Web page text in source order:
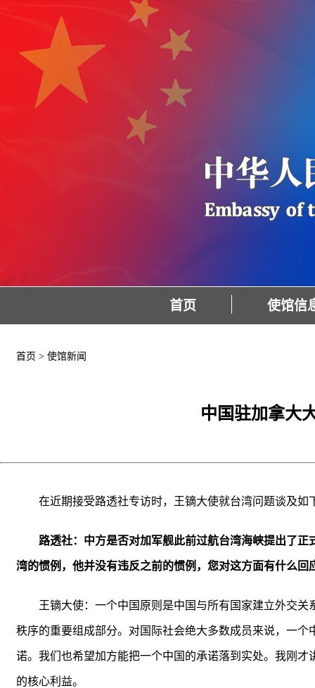
首页 使馆信
首页 > 使馆新闻
中国驻加拿大
在近期接受路透社专访时，王镝大使就台湾问题谈及如
路透社：中方是否对加军舰此前过航台湾海峡提出了
湾的惯例，他并没有违反之前的惯例，您对这方面有什么回
王镝大使：一个中国原则是中国与所有国家建立外交
秩序的重要组成部分。对国际社会绝大多数成员来说，一
诺。我们也希望加方能把一个中国的承诺落到实处。我刚
的核心利益。